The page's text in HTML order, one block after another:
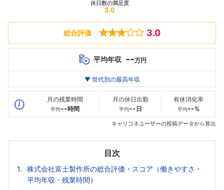
総合評価 3.0
平均年収 --万円
最高年収
20代
--万
30代
447万
--万
▼ 世代別の最高年収
月の残業時間
平均--時間
月の休日出勤
平均-- 日
有休消化率
平均--%
キャリコネユーザーの投稿データから算出
目次
株式会社富士製作所の総合評価・スコア（働きやすさ・
平均年収・残業時間）